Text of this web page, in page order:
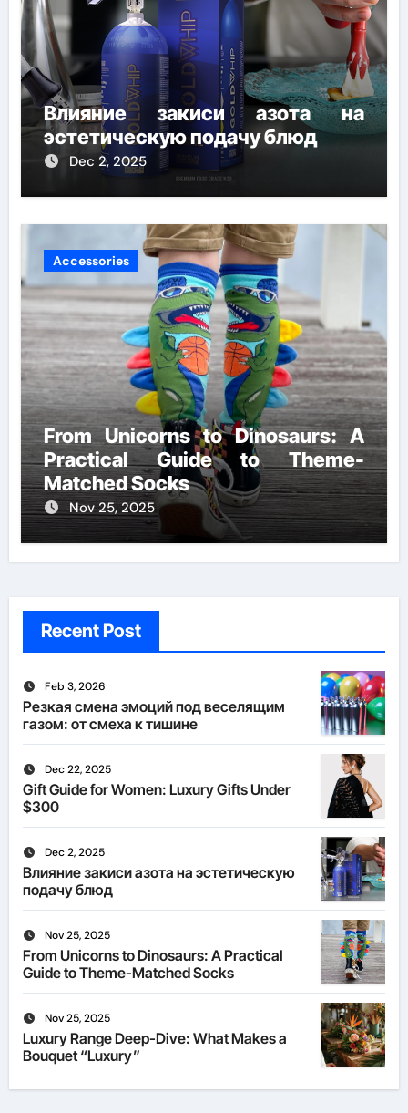
Влияние закиси азота на
эстетическую подачу блюд
Dec 2, 2025
Accessories
From Unicorns to Dinosaurs: A
Practical Guide to Theme-
Matched Socks
Nov 25, 2025
Recent Post
Feb 3, 2026
Резкая смена эмоций под веселящим
газом: от смеха к тишине
Dec 22, 2025
Gift Guide for Women: Luxury Gifts Under
$300
Dec 2, 2025
Влияние закиси азота на эстетическую
подачу блюд
Nov 25, 2025
From Unicorns to Dinosaurs: A Practical
Guide to Theme-Matched Socks
Nov 25, 2025
Luxury Range Deep-Dive: What Makes a
Bouquet “Luxury”